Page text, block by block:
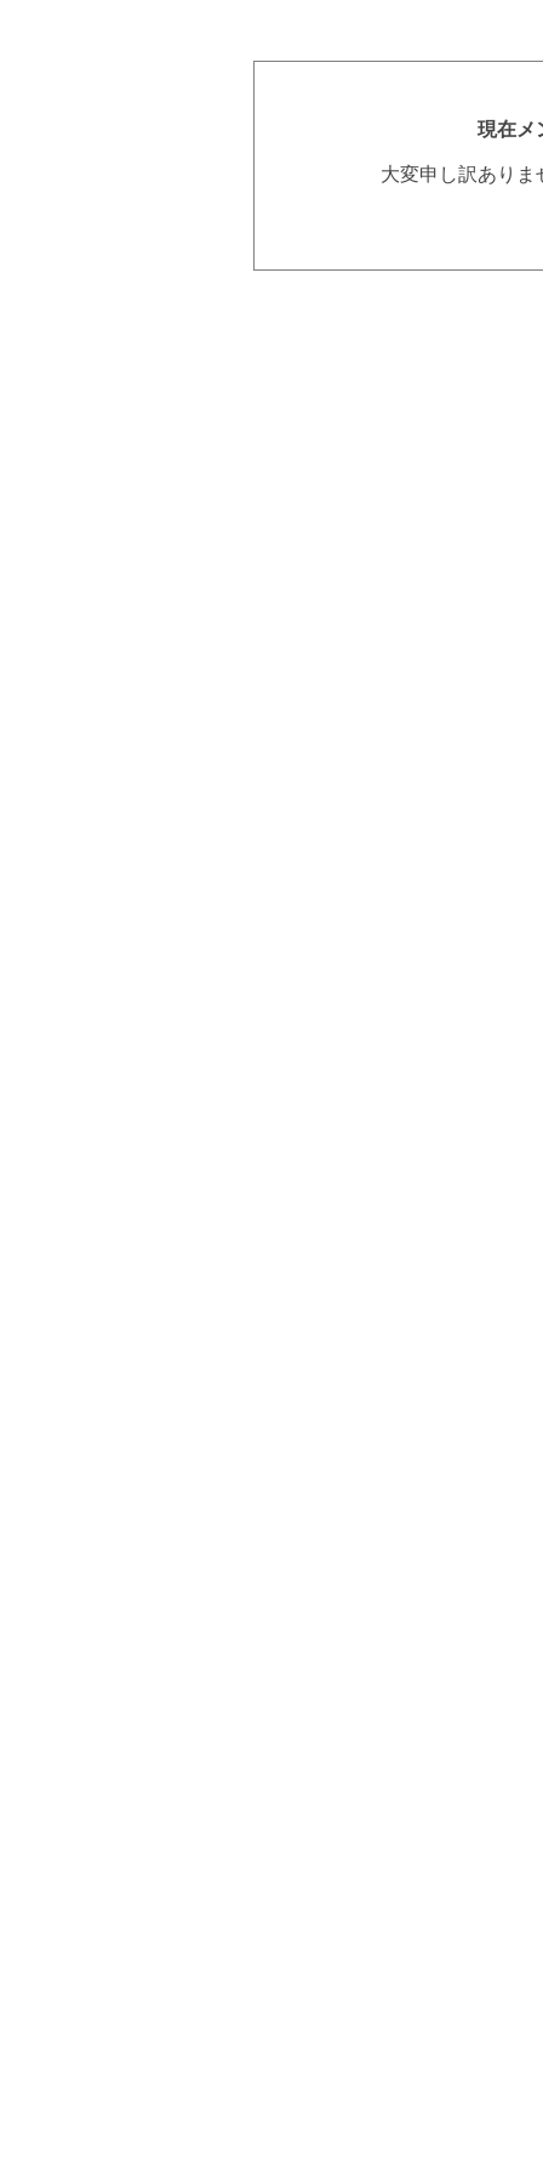
現在メ
大変申し訳あり